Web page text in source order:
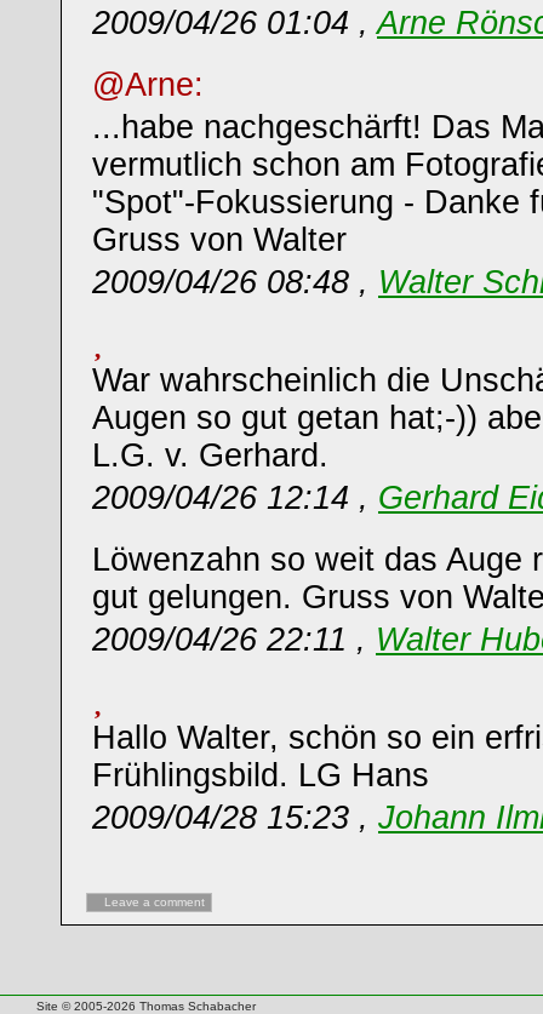
2009/04/26 01:04 ,Arne
@Arne:
...habe nachgeschärft! Das
vermutlich schon am
"Spot"-Fokussierung - Danke
Gruss von Walter
2009/04/26 08:48 , Walter
War wahrscheinlich die
Augen so gut getan hat;-))
L.G. v. Gerhard.
2009/04/26 12:14 , Gerhard
Löwenzahn so weit das Auge
gut gelungen. Gruss von
2009/04/26 22:11 , Walter
Hallo Walter, schön so ein
Frühlingsbild. LG Hans
2009/04/28 15:23 , Johann
Leave a comment
Site © 2005-2026 Thomas Schabacher